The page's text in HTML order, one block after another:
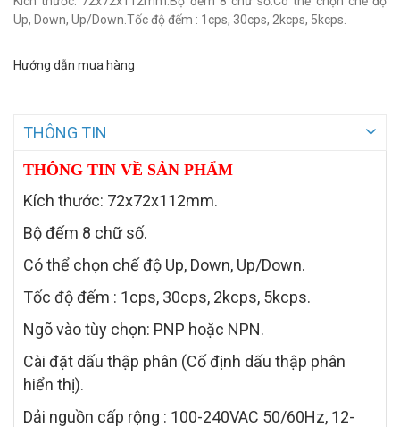
Up, Down, Up/Down.Tốc độ đếm : 1cps, 30cps, 2kcps, 5kcps.
Hướng dẫn mua hàng
THÔNG TIN
THÔNG TIN VỀ SẢN PHẨM
Kích thước: 72x72x112mm.
Bộ đếm 8 chữ số.
Có thể chọn chế độ Up, Down, Up/Down.
Tốc độ đếm : 1cps, 30cps, 2kcps, 5kcps.
Ngõ vào tùy chọn: PNP hoặc NPN.
Cài đặt dấu thập phân (Cố định dấu thập phân
hiển thị).
Dải nguồn cấp rộng : 100-240VAC 50/60Hz, 12-